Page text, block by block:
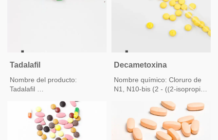
Tadalafil
Nombre del producto:
Tadalafil
Cas No.:171596-29-5
Decametoxina
Nombre químico: Cloruro de
N1, N10-bis (2 - ((2-isopropil-
oxoetil) -N1, N1, N10, N10-
tetrametildecano-1,10-
diaminio Fórmula química:
C38H74Cl2N2O4